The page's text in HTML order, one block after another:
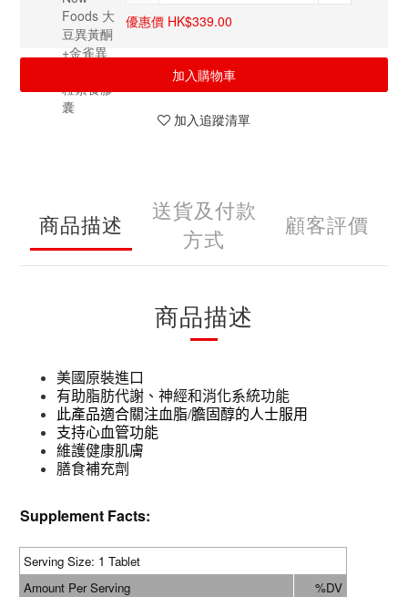
優惠價 HK$339.00
加入購物車
加入追蹤清單
商品描述
送貨及付款
方式
顧客評價
商品描述
美國原裝進口
有助脂肪代謝、神經和消化系統功能
此產品適合關注血脂/膽固醇的人士服用
支持心血管功能
維護健康肌膚
膳食補充劑
Supplement Facts:
Serving Size: 1 Tablet
Amount Per Serving
%DV